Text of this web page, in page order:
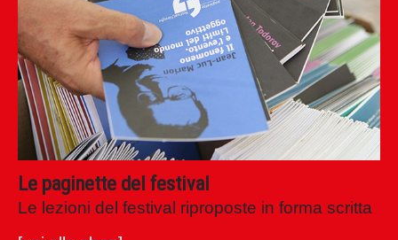
Le paginette del festival
Le lezioni del festival riproposte in forma scritta